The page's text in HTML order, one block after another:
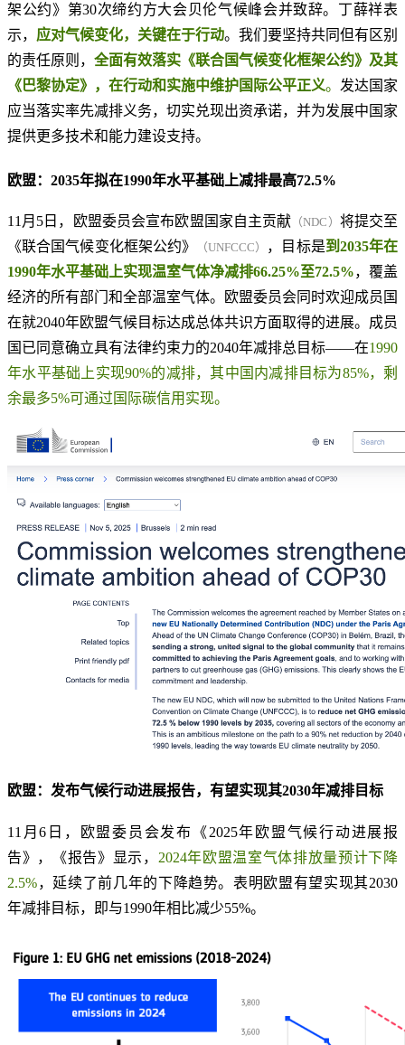
架公约》第30次缔约方大会贝伦气候峰会并致辞。丁薛祥表
示， 应对气候变化，关键在于行动。我们要坚持共同但有区别
的责任原则， 全面有效落实《联合国气候变化框架公约》及其
《巴黎协定》，在行动和实施中维护国际公平正义。 发达国家
应当落实率先减排义务，切实兑现出资承诺，并为发展中国家
提供更多技术和能力建设支持。
欧盟：2035年拟在1990年水平基础上减排最高72.5%
11月5日，欧盟委员会宣布欧盟国家自主贡献 （NDC） 将提交至
《联合国气候变化框架公约》
（UNFCCC） ，目标是到2035年在
1990年水平基础上实现温室气体净减排66.25%至72.5%，覆盖
经济的所有部门和全部温室气体。欧盟委员会同时欢迎成员国
在就2040年欧盟气候目标达成总体共识方面取得的进展。成员
国已同意确立具有法律约束力的2040年减排总目标——在1990
年水平基础上实现90%的减排，其中国内减排目标为85%，剩
余最多5%可通过国际碳信用实现。
欧盟：发布气候行动进展报告，有望实现其2030年减排目标
11月6日，欧盟委员会发布《2025年欧盟气候行动进展报
告》，《报告》显示， 2024年欧盟温室气体排放量预计下降
2.5%，延续了前几年的下降趋势。表明欧盟有望实现其2030
年减排目标，即与1990年相比减少55%。